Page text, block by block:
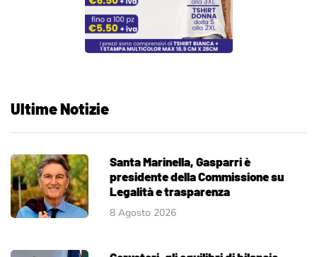
Ultime Notizie
Santa Marinella, Gasparri è
presidente della Commissione su
Legalità e trasparenza
8 Agosto 2026